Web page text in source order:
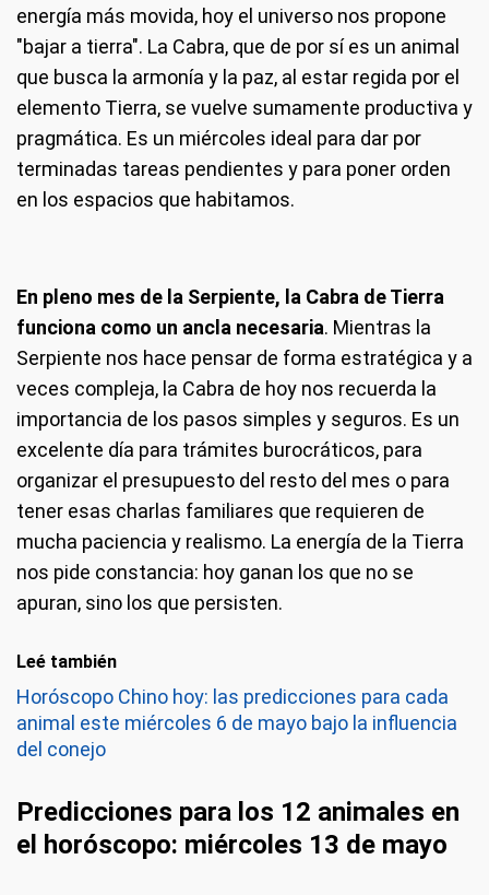
energía más movida, hoy el universo nos propone
"bajar a tierra". La Cabra, que de por sí es un animal
que busca la armonía y la paz, al estar regida por el
elemento Tierra, se vuelve sumamente productiva y
pragmática. Es un miércoles ideal para dar por
terminadas tareas pendientes y para poner orden
en los espacios que habitamos.
En pleno mes de la Serpiente, la Cabra de Tierra
funciona como un ancla necesaria. Mientras la
Serpiente nos hace pensar de forma estratégica y a
veces compleja, la Cabra de hoy nos recuerda la
importancia de los pasos simples y seguros. Es un
excelente día para trámites burocráticos, para
organizar el presupuesto del resto del mes o para
tener esas charlas familiares que requieren de
mucha paciencia y realismo. La energía de la Tierra
nos pide constancia: hoy ganan los que no se
apuran, sino los que persisten.
Leé también
Horóscopo Chino hoy: las predicciones para cada
animal este miércoles 6 de mayo bajo la influencia
del conejo
Predicciones para los 12 animales en
el horóscopo: miércoles 13 de mayo